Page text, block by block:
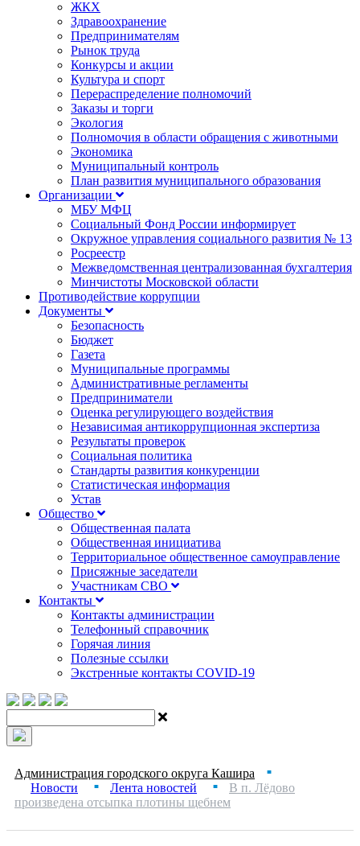
ЖКХ
Здравоохранение
Предпринимателям
Рынок труда
Конкурсы и акции
Культура и спорт
Перераспределение полномочий
Заказы и торги
Экология
Полномочия в области обращения с животными
Экономика
Муниципальный контроль
План развития муниципального образования
Организации
МБУ МФЦ
Социальный Фонд России информирует
Окружное управления социального развития № 13
Росреестр
Межведомственная централизованная бухгалтерия
Минчистоты Московской области
Противодействие коррупции
Документы
Безопасность
Бюджет
Газета
Муниципальные программы
Административные регламенты
Предприниматели
Оценка регулирующего воздействия
Независимая антикоррупционная экспертиза
Результаты проверок
Социальная политика
Стандарты развития конкуренции
Статистическая информация
Устав
Общество
Общественная палата
Общественная инициатива
Территориальное общественное самоуправление
Присяжные заседатели
Участникам СВО
Контакты
Контакты администрации
Телефонный справочник
Горячая линия
Полезные ссылки
Экстренные контакты COVID-19
Администрация городского округа Кашира ■
Новости ■ Лента новостей ■
В п. Лёдово
произведена отсыпка плотины щебнем